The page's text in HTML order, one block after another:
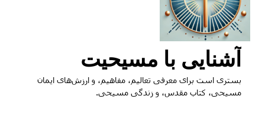
آشنایی با مسیحیت
بستری است برای معرفی تعالیم، مفاهیم، و ارزش‌های ایمان
مسیحی، کتاب مقدس، و زندگی مسیحی.